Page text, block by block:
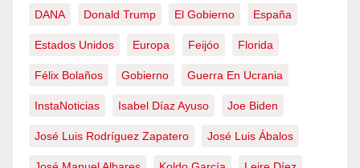
DANA Donald Trump El Gobierno España
Estados Unidos Europa Feijóo Florida
Félix Bolaños Gobierno Guerra En Ucrania
InstaNoticias Isabel Díaz Ayuso Joe Biden
José Luis Rodríguez Zapatero José Luis Ábalos